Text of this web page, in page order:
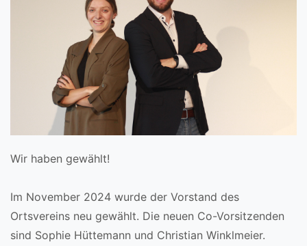
Wir haben gewählt!
Im November 2024 wurde der Vorstand des
Ortsvereins neu gewählt. Die neuen Co-Vorsitzenden
sind Sophie Hüttemann und Christian Winklmeier.